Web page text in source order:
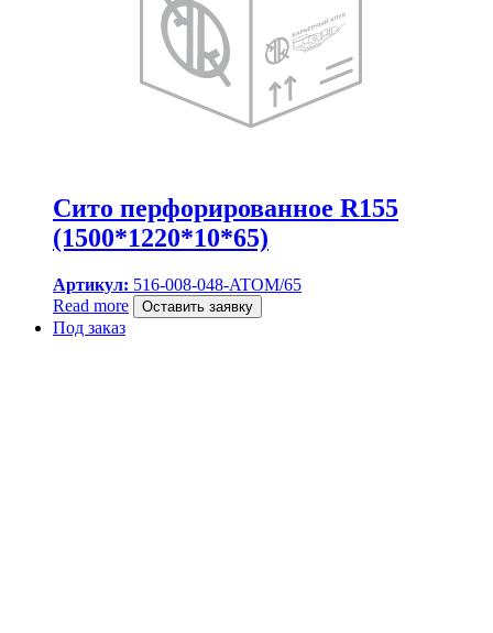
Сито перфорированное R155
(1500*1220*10*65)
Артикул: 516-008-048-ATOM/65
Read more
Оставить заявку
Под заказ